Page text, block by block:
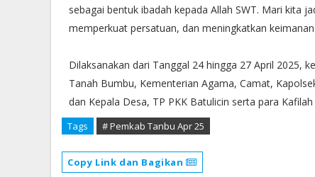
sebagai bentuk ibadah kepada Allah SWT. Mari kita
memperkuat persatuan, dan meningkatkan
Dilaksanakan dari Tanggal 24 hingga 27 April 2025,
Tanah Bumbu, Kementerian Agama, Camat,
dan Kepala Desa, TP PKK Batulicin serta para
Tags # Pemkab Tanbu Apr 25
Copy Link dan Bagikan